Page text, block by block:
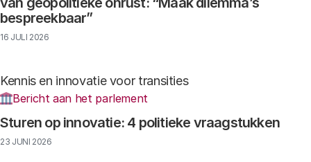
bespreekbaar”
16 JULI 2026
Sturen op innovatie: 4 politieke vraagstukken
Kennis en innovatie voor transities
Bericht aan het parlement
23 JUNI 2026